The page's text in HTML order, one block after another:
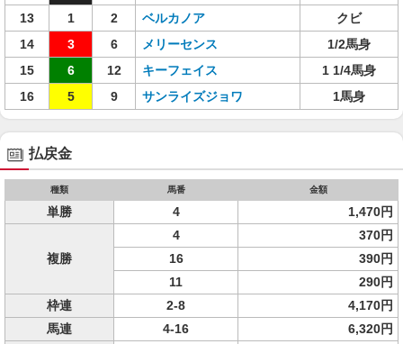
13
1 2 ベルカノア
クビ
14
3 6 メリーセンス
1/2馬身
15
6 12 キーフェイス
1 1/4馬身
16
5 9 サンライズジョワ 1馬身
払戻金
種類 馬番 金額
単勝 4 1,470円
複勝
4
370円
16
390円
11
290円
枠連
2-8
4,170円
馬連
4-16 6,320円